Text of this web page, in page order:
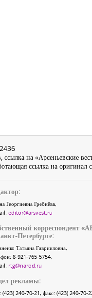
на «Арсеньевские
ссылка на оригинал
Георгиевна Гребнёва,
editor@arsvest.ru
корреспондент
Петербурге:
Татьяна Гаврииловна,
8-921-765-5754,
rtg@narod.ru
рекламы:
(423) 240-70-21, факс: (423) 240-70-